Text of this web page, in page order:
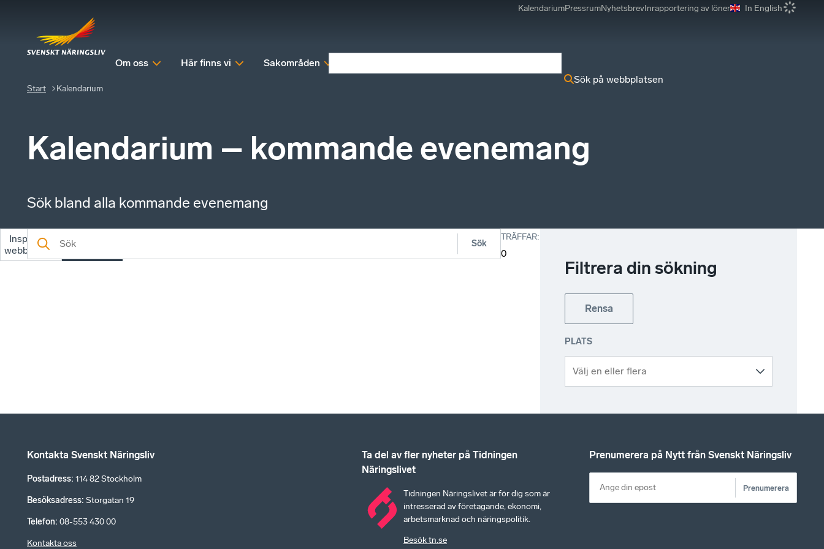
KalendariumPressrumNyhetsbrevInrapportering av löner In English
Om oss Här finns vi Sakområden
Sök på webbplatsen
Start Kalendarium
Kalendarium – kommande evenemang
Sök bland alla kommande evenemang
Inspelade
webbinarier
Kommande
evenemang
Filtrera din sökning
Rensa
PLATS
Sök
TRÄFFAR:
0
Kontakta Svenskt Näringsliv
Postadress: 114 82 Stockholm
Besöksadress: Storgatan 19
Telefon: 08-553 430 00
Kontakta oss
Ta del av fler nyheter på Tidningen
Näringslivet
Tidningen Näringslivet är för dig som är
intresserad av företagande, ekonomi,
arbetsmarknad och näringspolitik.
Besök tn.se
Prenumerera på Nytt från Svenskt Näringsliv
Prenumerera